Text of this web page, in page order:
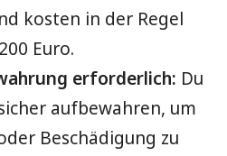
kosten in der Regel
Euro.
erforderlich: Du
aufbewahren, um
Beschädigung zu